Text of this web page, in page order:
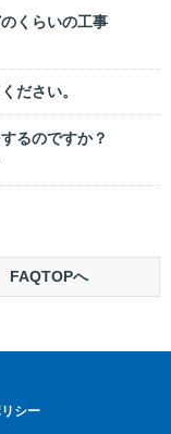
くらいの工事
ださい。
るのですか？
FAQTOPへ
シー